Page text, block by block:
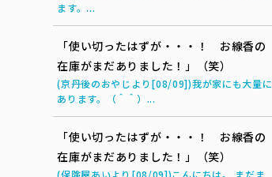
ます。...
「使い切ったはずが・・・！ お線香の
在庫がまだありました！」（笑）
(京丹後のおやじより[08/09])我が家にも大量に
あります。（＾＾）...
「使い切ったはずが・・・！ お線香の
在庫がまだありました！」（笑）
(保険屋あいより[08/09])こんにちは。 まだま